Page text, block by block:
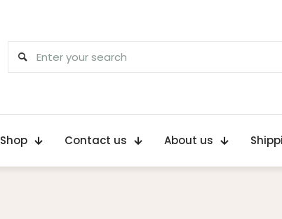
Shop Contact us About us